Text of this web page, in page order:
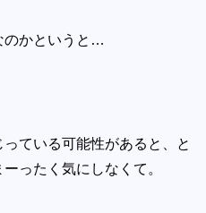
のかというと…
ている可能性があると、と
ったく気にしなくて。